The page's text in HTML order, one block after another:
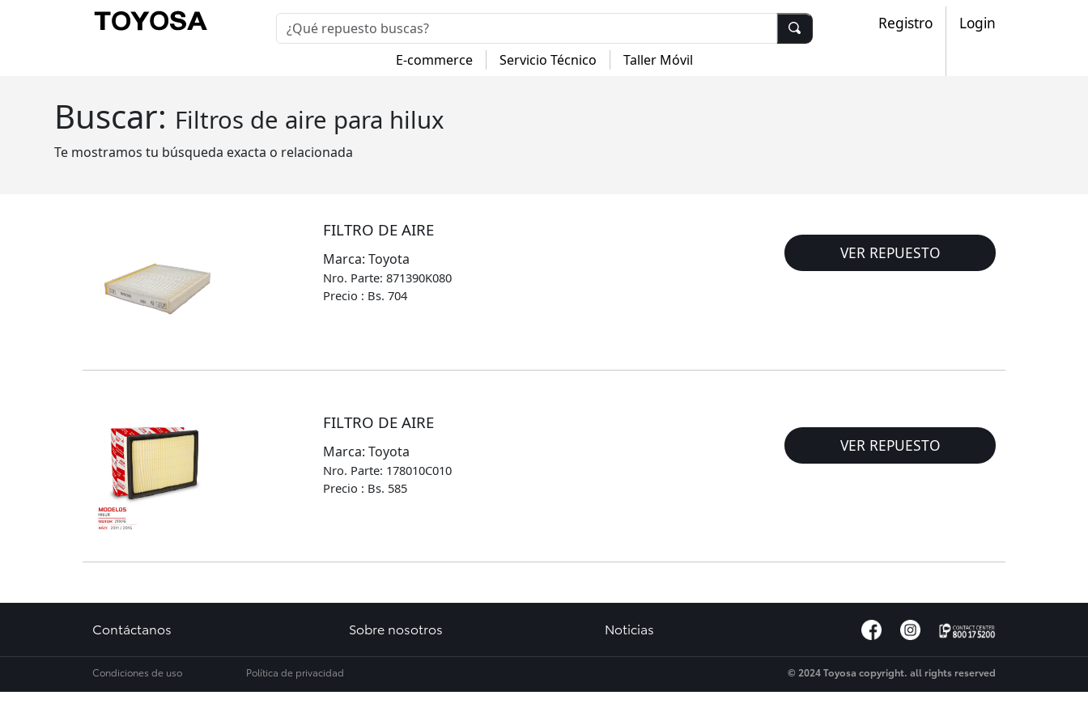
E-commerce Servicio Técnico Taller Móvil
Registro Login
Buscar: Filtros de aire para hilux
Te mostramos tu búsqueda exacta o relacionada
FILTRO DE AIRE
Marca: Toyota
Nro. Parte: 871390K080
Precio : Bs. 704
VER REPUESTO
FILTRO DE AIRE
Marca: Toyota
Nro. Parte: 178010C010
Precio : Bs. 585
VER REPUESTO
Contáctanos Sobre nosotros Noticias
Condiciones de uso Política de privacidad © 2024 Toyosa copyright. all rights reserved